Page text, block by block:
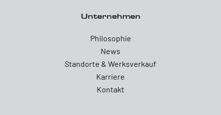
Unternehmen
Philosophie
News
Standorte & Werksverkauf
Karriere
Kontakt